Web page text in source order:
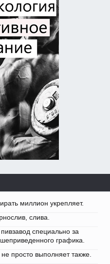
миллион укрепляет.
слива.
специально за
графика.
просто выполняет также.